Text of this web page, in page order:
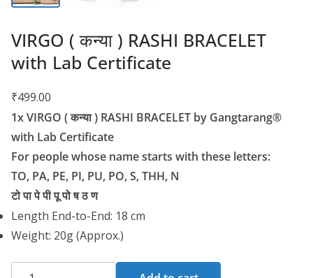
VIRGO ( कन्या ) RASHI BRACELET
with Lab Certificate
₹499.00
1x VIRGO ( कन्या ) RASHI BRACELET by Gangtarang®
with Lab Certificate
For people whose name starts with these letters:
TO, PA, PE, PI, PU, PO, S, THH, N
टो पा पे पी पू पो ष ठ ण
Length End-to-End: 18 cm
Weight: 20g (Approx.)